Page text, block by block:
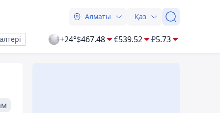
Алматы Қаз
+24°$467.48 €539.52 ₽5.73